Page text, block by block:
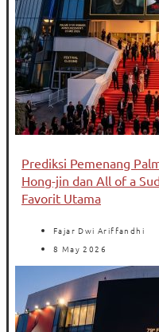
Prediksi Pemenang
Hong-jin dan All of a
Favorit Utama
Fajar Dwi Ariffandhi
8 May 2026